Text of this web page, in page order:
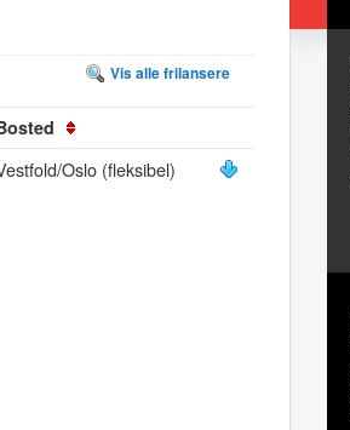
Vis alle frilansere
Oslo (fleksibel)